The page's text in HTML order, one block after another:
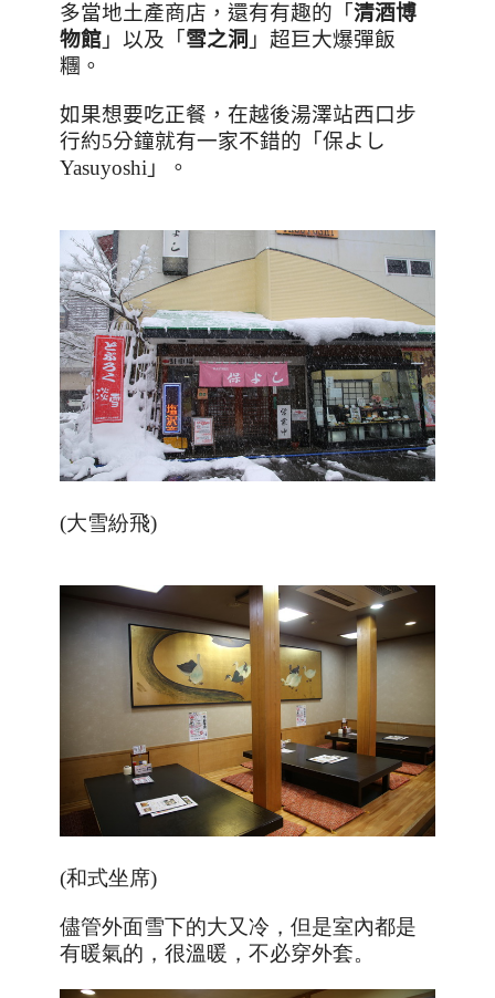
多當地土產商店，還有有趣的「 清酒博
物館 」以及「 雪之洞 」超巨大爆彈飯
糰。
如果想要吃正餐，在越後湯澤站西口步
行約5分鐘就有一家不錯的「保よし
Yasuyoshi 」。
(大雪紛飛)
(和式坐席)
儘管外面雪下的大又冷，但是室內都是
有暖氣的，很溫暖，不必穿外套。